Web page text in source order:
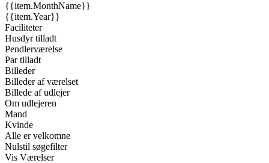
{{item.MonthName}}
{{item.Year}}
Faciliteter
Husdyr tilladt
Pendlerværelse
Par tilladt
Billeder
Billeder af værelset
Billede af udlejer
Om udlejeren
Mand
Kvinde
Alle er velkomne
Nulstil søgefilter
Vis Værelser